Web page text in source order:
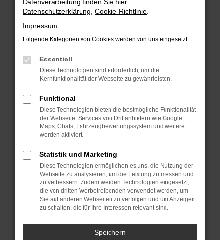
Überprüfe deine Firewall und deine
Internetverbindung.
Laden andere Webseiten, zum Beispiel deine
Manche Erweiterungen, wie Werbeblocker,
verhindern. Funktioniert die Seite in einem
anderen Browser oder in einem privaten
Fenster?
Starte dein Gerät neu.
Probleme zu beheben.
Stelle sicher, dass dein Browser und dein
Betriebssystem auf dem neuesten Stand
sind.
Veraltete Software birgt nicht nur ein
Sicherheitsrisiko, sondern kann auch dazu
führen, dass bestimmte Funktionen nicht mehr
unterstützt werden.
Datenverarbeitung finden Sie hier:
Datenschutzerklärung Cookie-Richtlinie
Impressum
Folgende Kategorien von Cookies werden von uns eingesetzt:
Essentiell
Diese Technologien sind erforderlich, um die
Kernfunktionalität der Webseite zu gewährleisten.
Funktional
Diese Technologien bieten die bestmögliche Funktionalität
der Webseite. Services von Drittanbietern wie Google
Maps, Chats, Fahrzeugbewertungssystem und weitere
werden aktiviert.
Statistik und Marketing
Diese Technologien ermöglichen es uns, die Nutzung der
Webseite zu analysieren, um die Leistung zu messen und
zu verbessern. Zudem werden Technologien eingesetzt,
die von dritten Werbetreibenden verwendet werden, um
Sie auf anderen Webseiten zu verfolgen und um Anzeigen
zu schalten, die für Ihre Interessen relevant sind.
Speichern